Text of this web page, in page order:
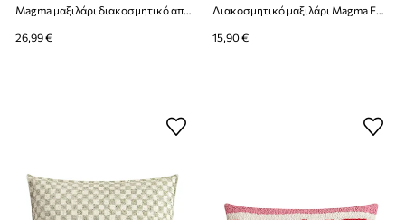
Magma μαξιλάρι διακοσμητικό από βαμβάκι 42 x 46 x 7 cm
26,99 €
Διακοσμητικό μαξιλάρι Magma Funky 25 x 25 cm
15,90 €